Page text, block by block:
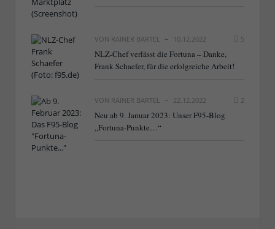
VON RAINER BARTEL 10.12.2022 5
NLZ-Chef verlässt die Fortuna – Danke,
Frank Schaefer, für die erfolgreiche Arbeit!
VON RAINER BARTEL 22.12.2022 2
Neu ab 9. Januar 2023: Unser F95-Blog
„Fortuna-Punkte…“